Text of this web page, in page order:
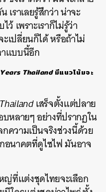
ราเลยรู้สึกว่า น่าจะ
ว้ เพราะเราก็ไม่รู้ว่า
เปลี่ยนก็ได้ หรือถ้าไม่
าแบบนี้อีก
Thailandมีแนวโน้มจะ
เสร็จตั้งแต่ปลาย
หลายๆ อย่างที่ปรากฏใน
ความเป็นจริงช่วงนี้ด้วย
อนาคตที่ดูไซไฟ มันอาจ
ญ่ที่แต่งชุดไทยจะเลือก